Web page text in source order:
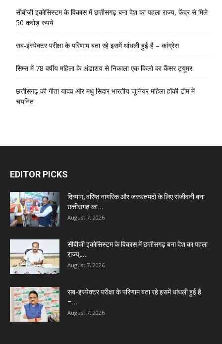
सीबीजी इकोसिस्टम के विकास में छत्तीसगढ़ बना देश का पहला राज्य, केंद्र से मिले
50 करोड़ रुपये
सब-इंस्पेक्टर परीक्षा के परिणाम बता रहे इसमें धांधली हुई है – कांग्रेस
सिम्स में 78 वर्षीय महिला के अंडाशय से निकाला एक किलो का कैंसर ट्यूमर
छत्तीसगढ़ की गीता यादव और मधु सिदार भारतीय जूनियर महिला हॉकी टीम में
चयनित
EDITOR PICKS
दिव्यांग, वरिष्ठ नागरिक और जरूरतमंदों के लिए संजीवनी बना
छत्तीसगढ़ का...
August 7, 2026
सीबीजी इकोसिस्टम के विकास में छत्तीसगढ़ बना देश का पहला
राज्य,...
August 7, 2026
सब-इंस्पेक्टर परीक्षा के परिणाम बता रहे इसमें धांधली हुई है
–...
August 7, 2026